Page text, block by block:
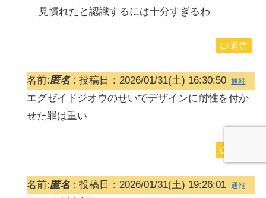
見慣れたと認識するには十分すぎるわ
返信
名前:匿名: 投稿日：2026/01/31(土) 16:30:50 通報
エグゼイドジオウのせいでデザインに耐性を付か
せた罪は重い
名前:匿名: 投稿日：2026/01/31(土) 19:26:01 通報